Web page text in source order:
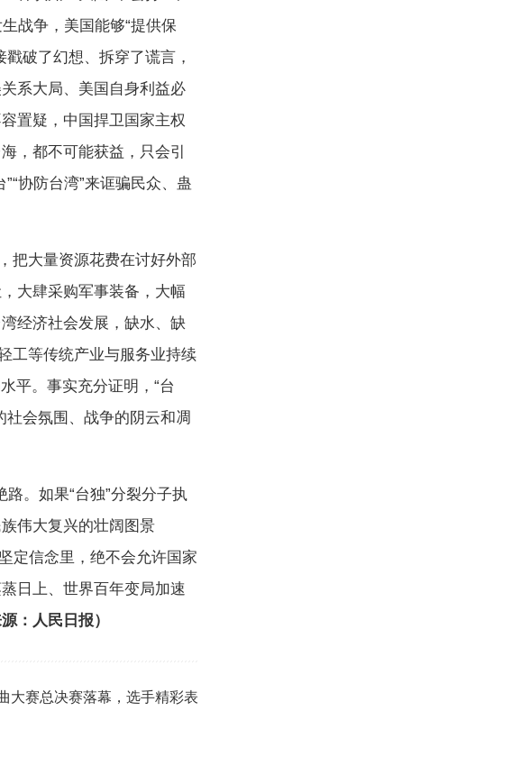
战争，美国能够“提供保
破了幻想、拆穿了谎言，
系大局、美国自身利益必
置疑，中国捍卫国家主权
，都不可能获益，只会引
协防台湾”来诓骗民众、蛊
大量资源花费在讨好外部
大肆采购军事装备，大幅
经济社会发展，缺水、缺
工等传统产业与服务业持续
平。事实充分证明，“台
会氛围、战争的阴云和凋
。如果“台独”分裂分子执
伟大复兴的壮阔图景
定信念里，绝不会允许国家
日上、世界百年变局加速
源：人民日报）
大赛总决赛落幕，选手精彩表